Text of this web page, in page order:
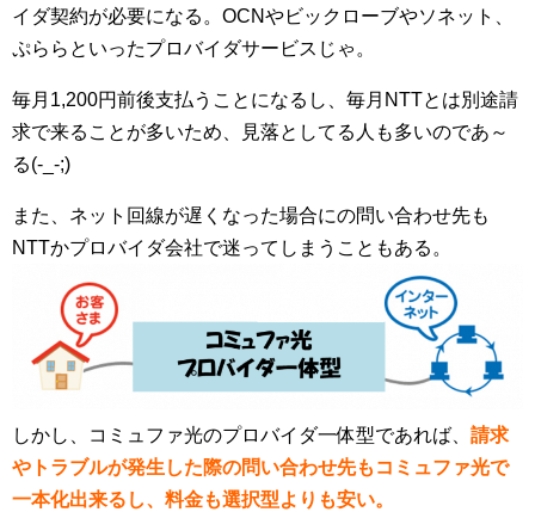
イダ契約が必要になる。OCNやビックローブやソネット、
ぷららといったプロバイダサービスじゃ。
毎月1,200円前後支払うことになるし、毎月NTTとは別途請
求で来ることが多いため、見落としてる人も多いのであ～
る(-_-;)
また、ネット回線が遅くなった場合にの問い合わせ先も
NTTかプロバイダ会社で迷ってしまうこともある。
しかし、コミュファ光のプロバイダ一体型であれば、 請求
やトラブルが発生した際の問い合わせ先もコミュファ光で
一本化出来るし、料金も選択型よりも安い。